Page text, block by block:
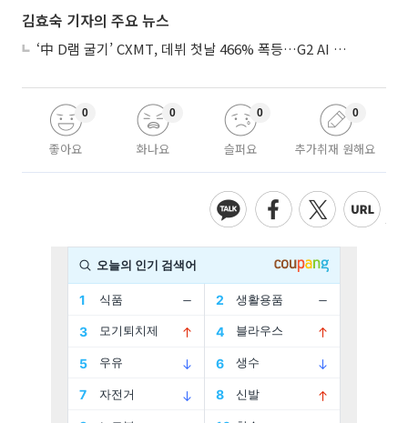
김효숙 기자의 주요 뉴스
‘中 D램 굴기’ CXMT, 데뷔 첫날 466% 폭등…G2 AI 패권 ‘쩐의 전쟁’
좋아요
0
화나요
0
슬퍼요
0
추가취재 원해요
0